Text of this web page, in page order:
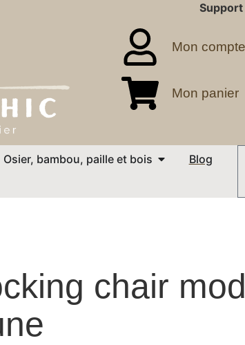
Mon compte
Mon panier
Osier, bambou, paille et bois Blog
chair